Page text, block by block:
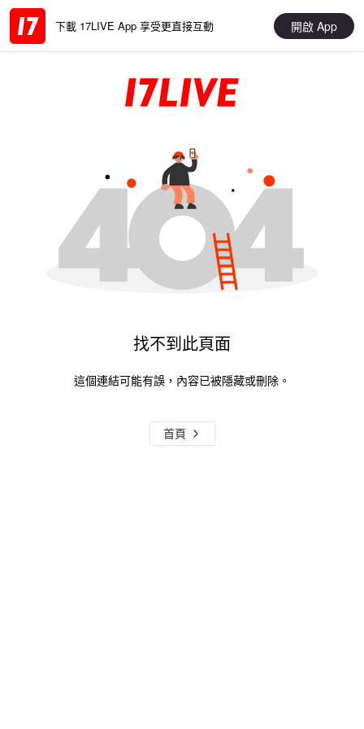
下載 17LIVE App 享受更直接互動 開啟 App
找不到此頁面
這個連結可能有誤，內容已被隱藏或刪除。
首頁